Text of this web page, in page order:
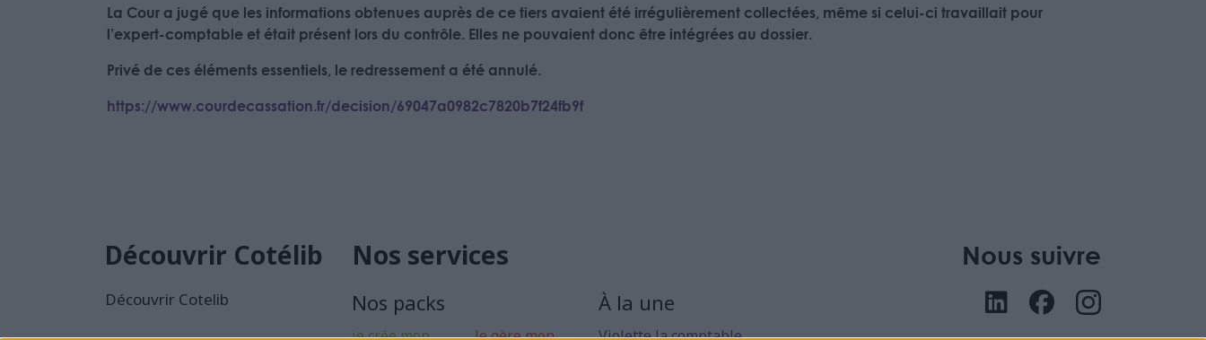
La Cour a jugé que les informations obtenues auprès de ce tiers avaient été irrégulièrement collectées, même si celui-ci travaillait pour
l’expert-comptable et était présent lors du contrôle. Elles ne pouvaient donc être intégrées au dossier.
Privé de ces éléments essentiels, le redressement a été annulé.
https://www.courdecassation.fr/decision/69047a0982c7820b7f24fb9f
Découvrir Cotélib
Découvrir Cotelib
Nos services
Nos packs
je crée mon Je gère mon
À la une
Violette la comptable
Nous suivre